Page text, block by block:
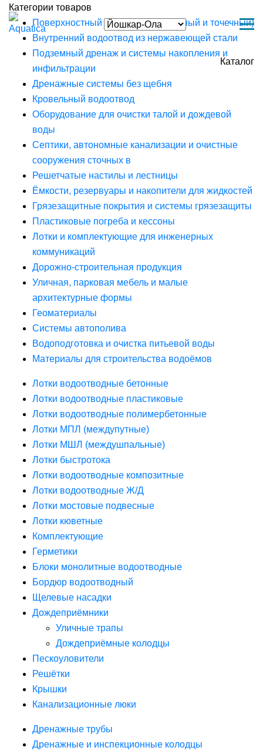
Каталог
Категории товаров
Поверхностный водоотвод (линейный и точечный)
Внутренний водоотвод из нержавеющей стали
Подземный дренаж и системы накопления и
инфильтрации
Дренажные системы без щебня
Кровельный водоотвод
Оборудование для очистки талой и дождевой
воды
Септики, автономные канализации и очистные
сооружения сточных в
Решетчатые настилы и лестницы
Ёмкости, резервуары и накопители для жидкостей
Грязезащитные покрытия и системы грязезащиты
Пластиковые погреба и кессоны
Лотки и комплектующие для инженерных
коммуникаций
Дорожно-строительная продукция
Уличная, парковая мебель и малые
архитектурные формы
Геоматериалы
Системы автополива
Водоподготовка и очистка питьевой воды
Материалы для строительства водоёмов
Лотки водоотводные бетонные
Лотки водоотводные пластиковые
Лотки водоотводные полимербетонные
Лотки МПЛ (междупутные)
Лотки МШЛ (междушпальные)
Лотки быстротока
Лотки водоотводные композитные
Лотки водоотводные Ж/Д
Лотки мостовые подвесные
Лотки кюветные
Комплектующие
Герметики
Блоки монолитные водоотводные
Бордюр водоотводный
Щелевые насадки
Дождеприёмники
Уличные трапы
Дождеприёмные колодцы
Пескоуловители
Решётки
Крышки
Канализационные люки
Дренажные трубы
Дренажные и инспекционные колодцы